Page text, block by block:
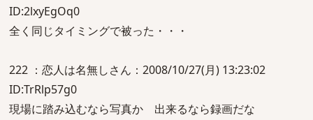
ID:2lxyEgOq0
全く同じタイミングで被った・・・
222 ：恋人は名無しさん：2008/10/27(月) 13:23:02
ID:TrRlp57g0
現場に踏み込むなら写真か 出来るなら録画だな